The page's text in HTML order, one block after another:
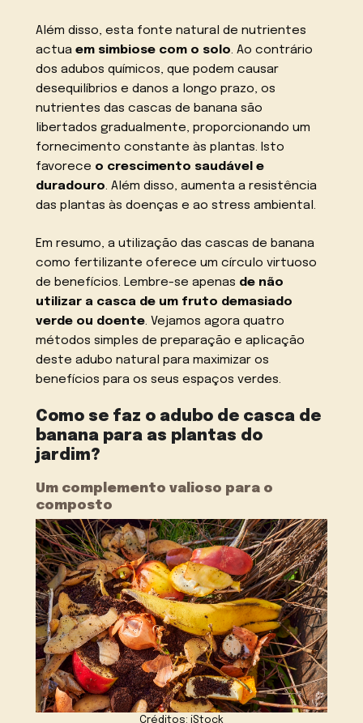
Além disso, esta fonte natural de nutrientes
actuaem simbiose com o solo. Ao contrário
dos adubos químicos, que podem causar
desequilíbrios e danos a longo prazo, os
nutrientes das cascas de banana são
libertados gradualmente, proporcionando um
fornecimento constante às plantas. Isto
favorece o crescimento saudável e
duradouro. Além disso, aumenta a resistência
das plantas às doenças e ao stress ambiental.
Em resumo, a utilização das cascas de banana
como fertilizante oferece um círculo virtuoso
de benefícios. Lembre-se apenas de não
utilizar a casca de um fruto demasiado
verde ou doente. Vejamos agora quatro
métodos simples de preparação e aplicação
deste adubo natural para maximizar os
benefícios para os seus espaços verdes.
Como se faz o adubo de casca de
banana para as plantas do
jardim?
Um complemento valioso para o
composto
Créditos: iStock